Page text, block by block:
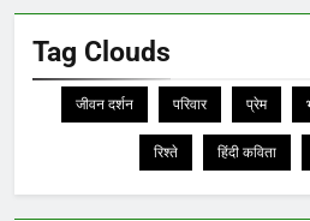
Tag Clouds
जीवन दर्शन परिवार प्रेम
रिश्ते हिंदी कविता